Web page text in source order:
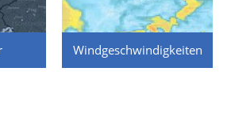
Windgeschwindigkeiten